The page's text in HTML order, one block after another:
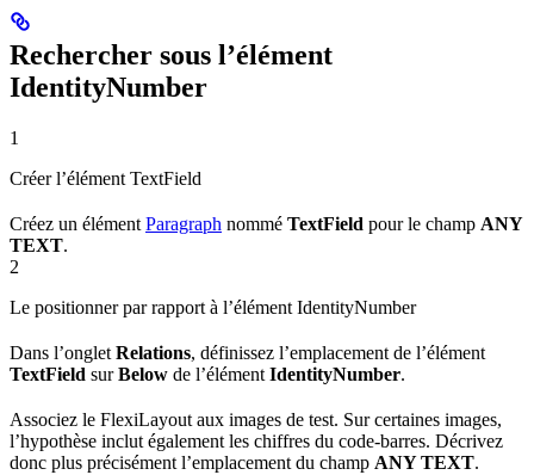
Rechercher sous l’élément
IdentityNumber
1
Créer l’élément TextField
Créez un élément Paragraph nommé TextField pour le champ ANY
TEXT.
2
Le positionner par rapport à l’élément IdentityNumber
Dans l’onglet Relations, définissez l’emplacement de l’élément
TextField surBelow de l’élément IdentityNumber.
Associez le FlexiLayout aux images de test. Sur certaines images,
l’hypothèse inclut également les chiffres du code-barres. Décrivez
donc plus précisément l’emplacement du champ ANY TEXT.